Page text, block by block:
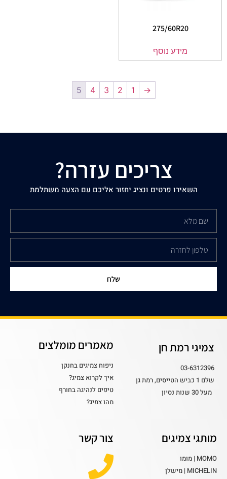
275/60R20
מידע נוסף
→
1
2
3
4
5
צריכים עזרה?
השאירו פרטים ונציג יחזור אליכם עם הצעה משתלמת
שלח
צמיגי רמת חן
03-6312396
שלם 1 כביש הטייסים, רמת גן
מעל 30 שנות נסיון
מאמרים מומלצים
ניפוח צמיגים בחנקן
איך לקרוא צמיג?
טיפים לנהיגה בחורף
מהו צמיג?
מותגי צמיגים
MOMO | מומו
MICHELIN | מישלן
צור קשר